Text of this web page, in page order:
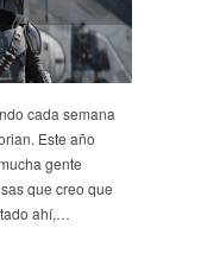
cada semana
Este año
gente
que creo que
ahí,…